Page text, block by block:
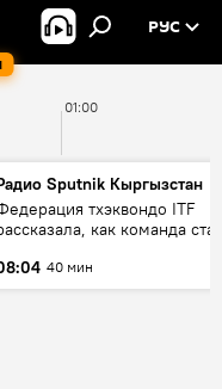
РУС
01:00
Sputnik Кыргызстан
тхэквондо ITF
как команда
40 мин